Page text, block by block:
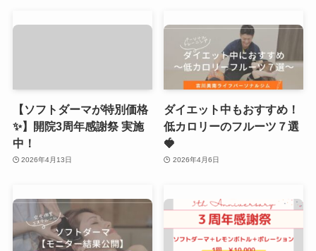
【ソフトダーマが特別価格
✨】開院3周年感謝祭 実施
中！
2026年4月13日
ダイエット中もおすすめ！
低カロリーのフルーツ７選
🍓
2026年4月6日